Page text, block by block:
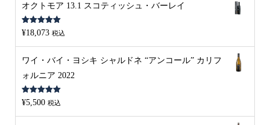
オクトモア 13.1 スコティッシュ・バーレイ
5段階中5.00
の評価
¥18,073 税込
ワイ・バイ・ヨシキ シャルドネ “アンコール” カリフ
ォルニア 2022
5段階中 5.00
の評価
¥5,500 税込